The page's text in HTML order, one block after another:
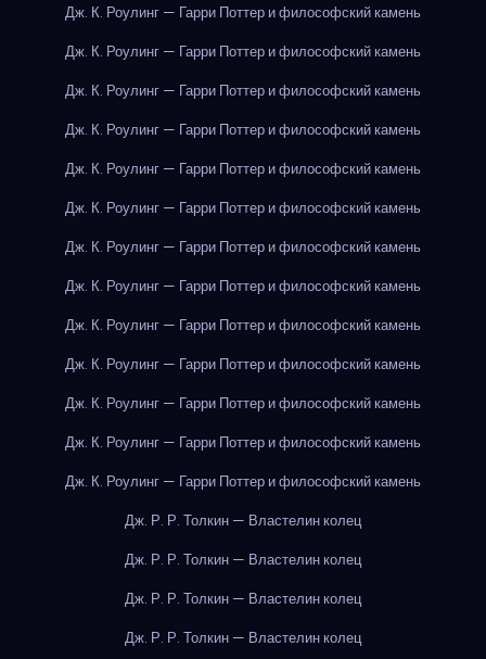
Дж. К. Роулинг — Гарри Поттер и философский камень
Дж. К. Роулинг — Гарри Поттер и философский камень
Дж. К. Роулинг — Гарри Поттер и философский камень
Дж. К. Роулинг — Гарри Поттер и философский камень
Дж. К. Роулинг — Гарри Поттер и философский камень
Дж. К. Роулинг — Гарри Поттер и философский камень
Дж. К. Роулинг — Гарри Поттер и философский камень
Дж. К. Роулинг — Гарри Поттер и философский камень
Дж. К. Роулинг — Гарри Поттер и философский камень
Дж. К. Роулинг — Гарри Поттер и философский камень
Дж. К. Роулинг — Гарри Поттер и философский камень
Дж. К. Роулинг — Гарри Поттер и философский камень
Дж. К. Роулинг — Гарри Поттер и философский камень
Дж. Р. Р. Толкин — Властелин колец
Дж. Р. Р. Толкин — Властелин колец
Дж. Р. Р. Толкин — Властелин колец
Дж. Р. Р. Толкин — Властелин колец